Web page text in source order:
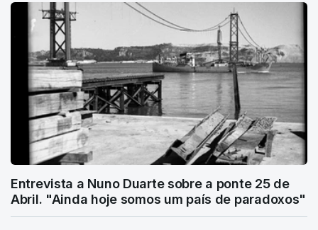
Entrevista a Nuno Duarte sobre a ponte 25 de
Abril. "Ainda hoje somos um país de paradoxos"